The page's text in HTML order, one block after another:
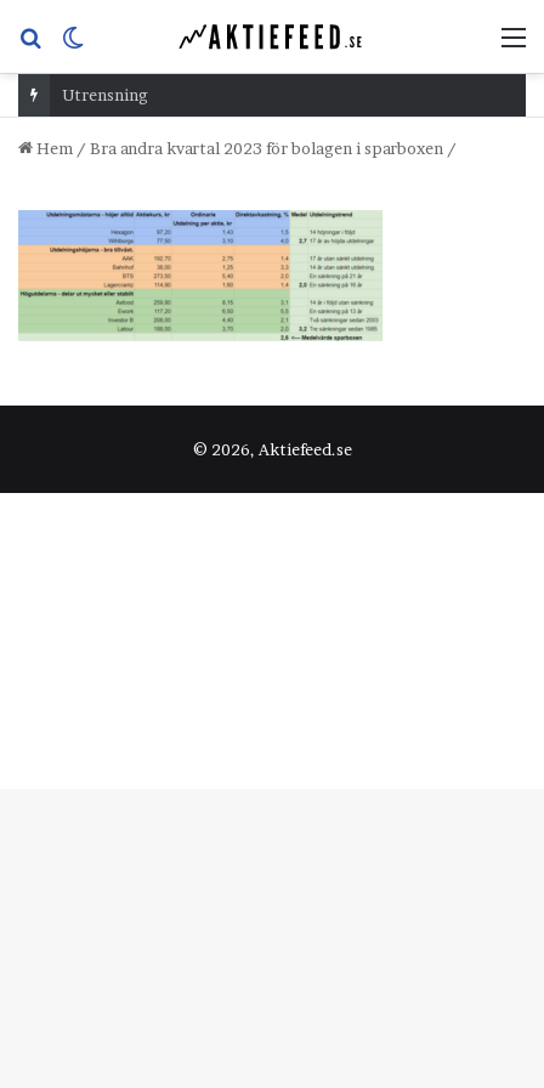
Sök
efterskin
Utrensning
Hem / Bra andra kvartal 2023 för bolagen i sparboxen /
© 2026, Aktiefeed.se